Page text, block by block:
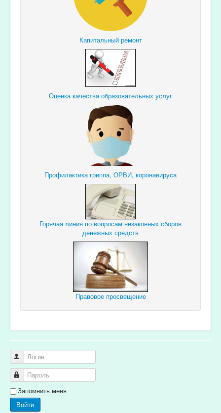
Капитальный ремонт
Оценка качества образовательных услуг
Профилактика гриппа, ОРВИ, коронавируса
Горячая линия по вопросам незаконных сборов
денежных средств
Правовое просвещение
Логин
Пароль
Запомнить меня
Войти